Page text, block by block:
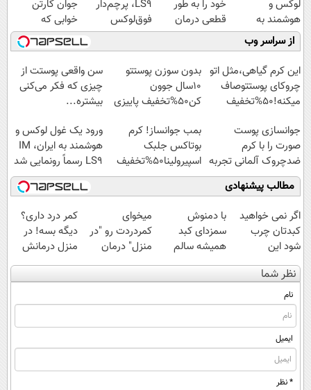
لوکس و
هوشمند به
ایران، IM LS9
رسماً رونمایی
شد
خود را به طور
قطعی درمان
کنید!
◗پرسش‌نامه◖
LS9، پرچم‌دار
فوق‌لوکس
EREV وارد بازار
ایران شد
جوان کارتن
خوابی که
میلیاردر شد.
آموزش رایگان
از سراسر وب
این کرم گیاهی،مثل اتو
چروکای پوستتوصاف
میکنه!50%تخفیف
بدون سوزن پوستتو
10سال جوون
کن50%تخفیف پاییزی
سن واقعی پوستت از
چیزی که فکر می‌کنی
بیشتره...
جوانسازی پوست
صورت را با کرم
ضدچروک آلمانی تجربه
کنید!
بمب جوانساز! کرم
بوتاکس جلبک
اسپیرولینا50%تخفیف
ورود یک غول لوکس و
هوشمند به ایران، IM
LS9 رسماً رونمایی شد
مطالب پیشنهادی
اگر نمی خواهید
کبدتان چرب
شود این
نوشیدنی خوش
طعم را بنوشید
با دمنوش
سمزدای کبد
همیشه سالم
باش
میخوای
کمردردت رو "در
منزل" درمان
کنی؟ (◂فیلم +
◂پرسش‌نامه)
کمر درد داری؟
دیگه بسه! در
منزل درمانش
کن
(◀پرسش‌نامه)
نظر شما
نام
ایمیل
* نظر